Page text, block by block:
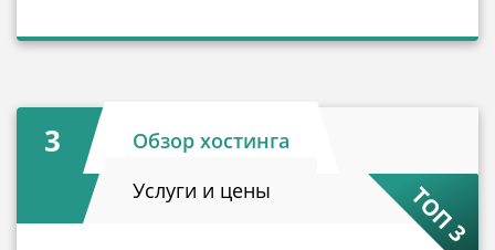
ТОП 3
3
Обзор хостинга
Услуги и цены